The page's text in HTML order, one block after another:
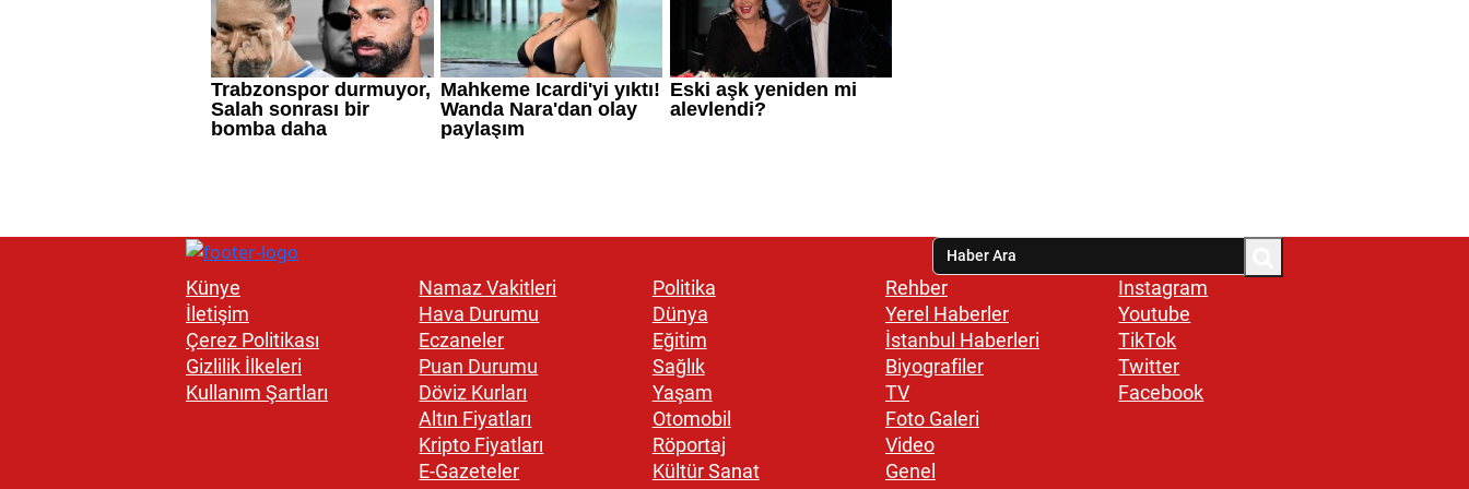
Künye
İletişim
Çerez Politikası
Gizlilik İlkeleri
Kullanım Şartları
Namaz Vakitleri
Hava Durumu
Eczaneler
Puan Durumu
Döviz Kurları
Altın Fiyatları
Kripto Fiyatları
E-Gazeteler
Politika
Dünya
Eğitim
Sağlık
Yaşam
Otomobil
Röportaj
Kültür Sanat
Rehber
Yerel Haberler
İstanbul Haberleri
Biyografiler
TV
Foto Galeri
Video
Genel
Instagram
Youtube
TikTok
Twitter
Facebook